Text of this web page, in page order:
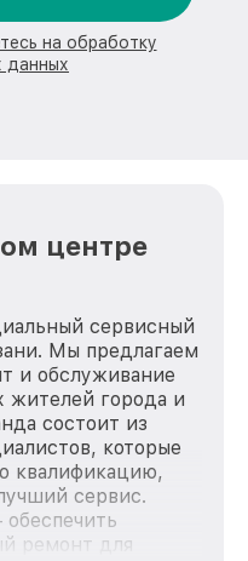
на обработку
данных
центре
сервисный
Мы предлагаем
и обслуживание
жителей города и
состоит из
которые
квалификацию,
сервис.
ремонт для